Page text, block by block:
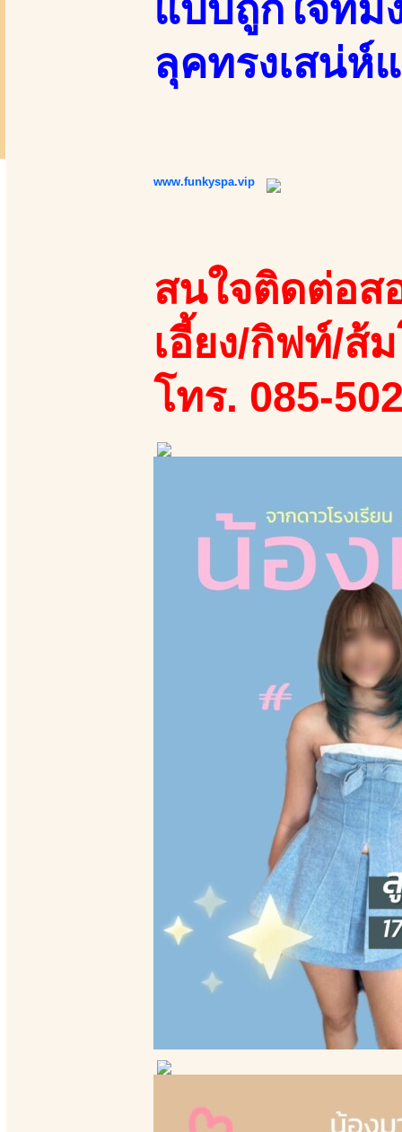
แบบถูกใจทีม
ลุคทรงเสน่ห์
www.funkyspa.vip
สนใจติดต่อส
เอี้ยง/กิฟท์/ส้
โทร. 085-